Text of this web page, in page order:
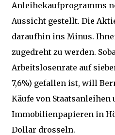
Anleihekaufprogramms
Aussicht gestellt. Die
daraufhin ins Minus.
zugedreht zu werden.
Arbeitslosenrate auf
7,6%) gefallen ist, will
Käufe von Staatsanleihen
Immobilienpapieren in
Dollar drosseln.